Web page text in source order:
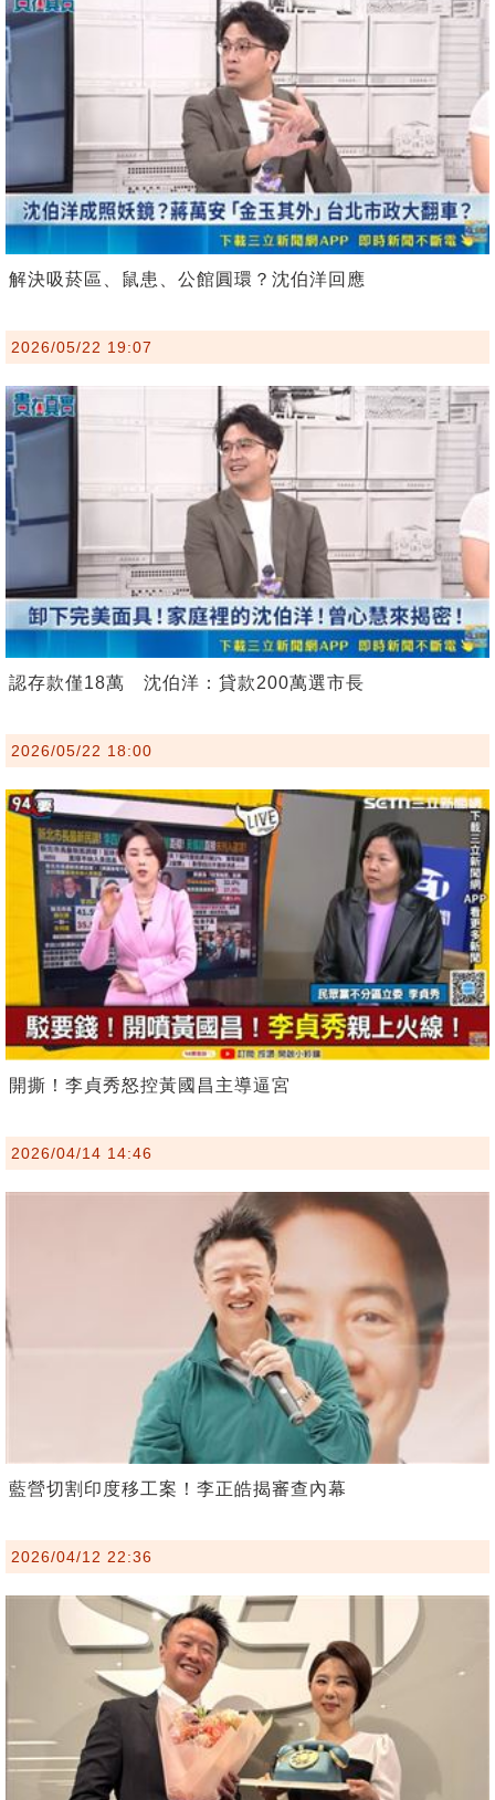
解決吸菸區、鼠患、公館圓環？沈伯洋回應
2026/05/22 19:07
認存款僅18萬 沈伯洋：貸款200萬選市長
2026/05/22 18:00
開撕！李貞秀怒控黃國昌主導逼宮
2026/04/14 14:46
藍營切割印度移工案！李正皓揭審查內幕
2026/04/12 22:36